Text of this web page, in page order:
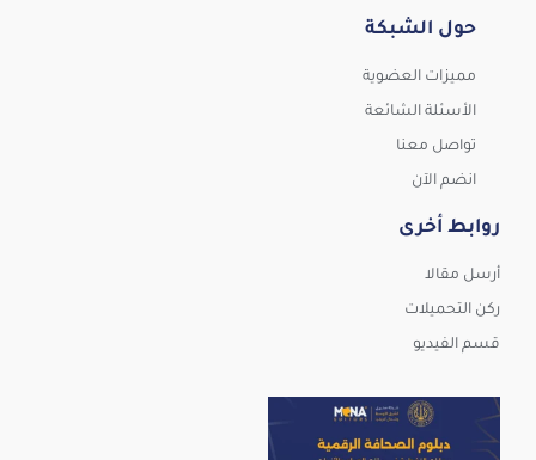
حول الشبكة
مميزات العضوية
الأسئلة الشائعة
تواصل معنا
انضم الآن
روابط أخرى
أرسل مقالا
ركن التحميلات
قسم الفيديو